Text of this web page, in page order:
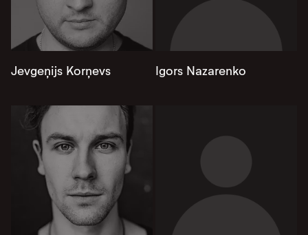
Jevgeņijs Korņevs Igors Nazarenko